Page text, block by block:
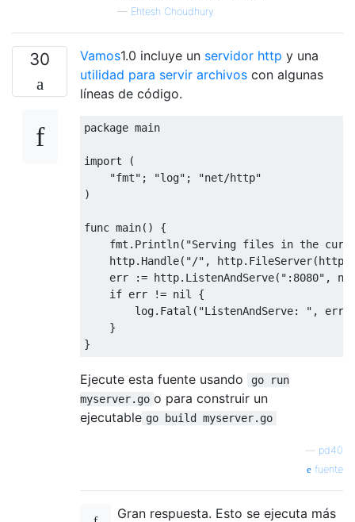
— Ehtesh Choudhury
30 Vamos1.0 incluye un servidor http y una
utilidad para servir archivos con algunas
líneas de código.
package main
import (
    "fmt"; "log"; "net/http"
)
func main() {
fmt.Println("Serving files in the
http.Handle("/",
err := http.ListenAndServe(":8080",
    if err != nil {
        log.Fatal("ListenAndServe: ", err)
    }
}
Ejecute esta fuente usando
go run
myserver.go o para construir un
ejecutable go build myserver.go
pd40
fuente
Gran respuesta. Esto se ejecuta más